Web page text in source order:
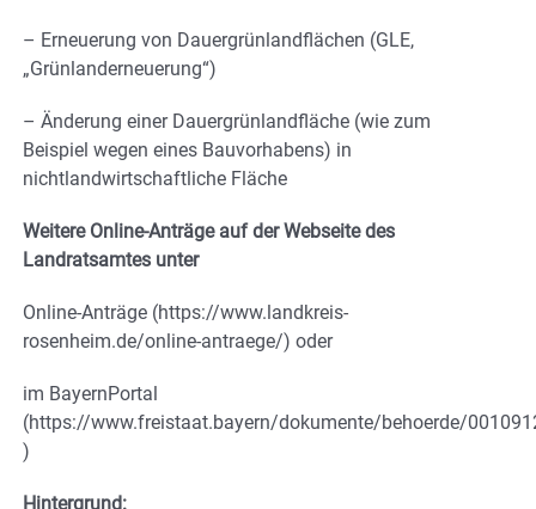
– Erneuerung von Dauergrünlandflächen (GLE,
„Grünlanderneuerung“)
– Änderung einer Dauergrünlandfläche (wie zum
Beispiel wegen eines Bauvorhabens) in
nichtlandwirtschaftliche Fläche
Weitere Online-Anträge auf der Webseite des
Landratsamtes unter
Online-Anträge (https://www.landkreis-
rosenheim.de/online-antraege/) oder
im BayernPortal
(https://www.freistaat.bayern/dokumente/behoerde/
)
Hintergrund: